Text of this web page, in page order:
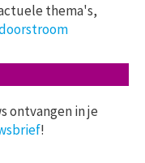
thema's,
ontvangen in je
!